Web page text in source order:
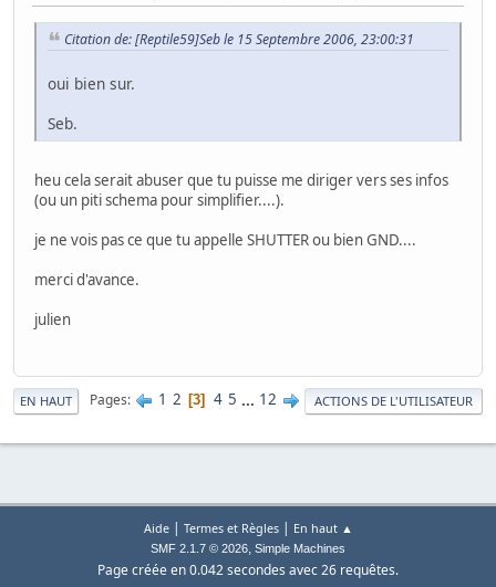
Citation de: [Reptile59]Seb le 15 Septembre 2006, 23:00:31
oui bien sur.
Seb.
heu cela serait abuser que tu puisse me diriger vers ses infos
(ou un piti schema pour simplifier....).
je ne vois pas ce que tu appelle SHUTTER ou bien GND....
merci d'avance.
julien
EN HAUT Pages 1 2 3 4 5 ... 12 ACTIONS DE L'UTILISATEUR
Aide| Termes et Règles| En haut ▲
SMF 2.1.7 © 2026, Simple Machines
Page créée en 0.042 secondes avec 26 requêtes.